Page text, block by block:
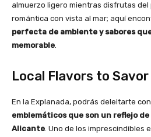
almuerzo ligero mientras disfrutas del
romántica con vista al mar; aquí
perfecta de ambiente y sabores
memorable.
Local Flavors to Savor
En la Explanada, podrás deleitarte
emblemáticos que son un reflejo
Alicante. Uno de los imprescindibles